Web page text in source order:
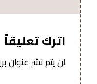
اترك تعليقاً
لن يتم نشر عنوان